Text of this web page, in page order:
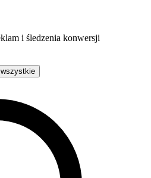
i śledzenia konwersji